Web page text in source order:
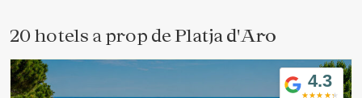
20 hotels a prop dePlatja d'Aro
4.3